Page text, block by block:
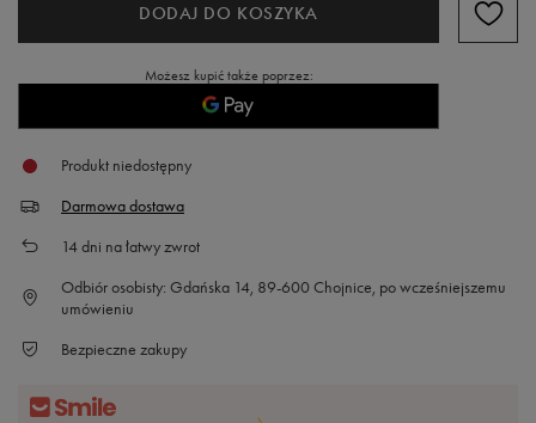
DODAJ DO KOSZYKA
Możesz kupić także poprzez:
Produkt niedostępny
Darmowa dostawa
14dni na łatwy zwrot
Odbiór osobisty: Gdańska 14, 89-600 Chojnice, po wcześniejszemu
umówieniu
Bezpieczne zakupy